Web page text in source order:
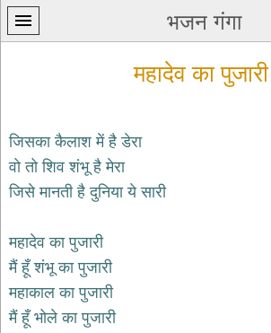
भजन गंगा
प्रथम
पन्ना
कृष्ण
भजन
krishna
bhajans
शिव
महादेव का पुजारी
जिसका कैलाश में है डेरा
वो तो शिव शंभू है मेरा
जिसे मानती है दुनिया ये सारी
महादेव का पुजारी
मैं हूँ शंभू का पुजारी
महाकाल का पुजारी
मैं हूँ भोले का पुजारी